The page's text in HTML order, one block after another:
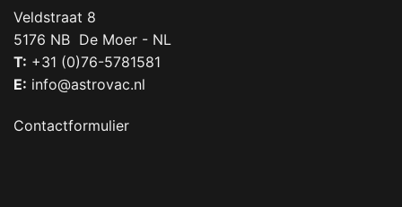
Veldstraat 8
5176 NB De Moer - NL
T: +31 (0)76-5781581
E: info@astrovac.nl
Contactformulier